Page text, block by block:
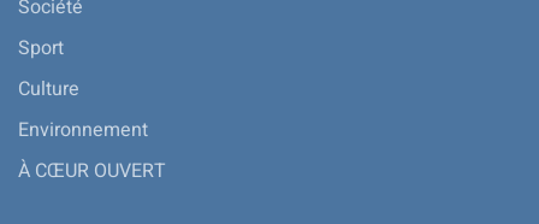
Société
Sport
Culture
Environnement
À CŒUR OUVERT